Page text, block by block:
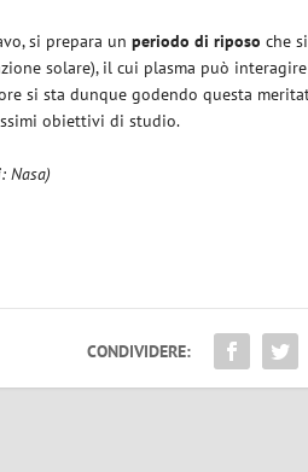
si prepara unperiodo di riposo che
solare), il cui plasma può
si sta dunque godendo questa
obiettivi di studio.
Nasa)
CONDIVIDERE: